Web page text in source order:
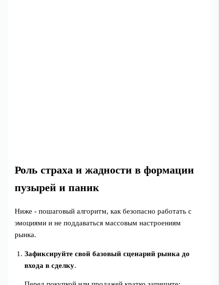
Роль страха и жадности в формации
пузырей и паник
Ниже - пошаговый алгоритм, как безопасно работать с
эмоциями и не поддаваться массовым настроениям
рынка.
Зафиксируйте свой базовый сценарий рынка до
входа в сделку.